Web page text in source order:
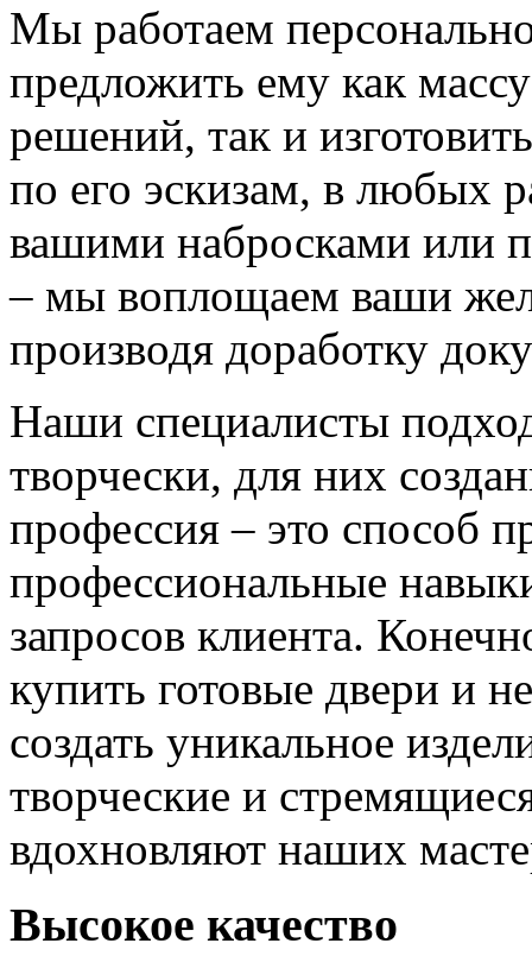
Мы работаем
предложить ему как
решений, так и
по его эскизам, в любых
вашими набросками или
– мы воплощаем ваши
производя доработку
Наши специалисты
творчески, для них
профессия – это способ
профессиональные
запросов клиента.
купить готовые двери и
создать уникальное
творческие и
вдохновляют наших
Высокое качество